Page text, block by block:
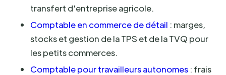
transfert d'entreprise agricole.
Comptable en commerce de détail : marges,
stocks et gestion de la TPS et de la TVQ pour
les petits commerces.
Comptable pour travailleurs autonomes : frais